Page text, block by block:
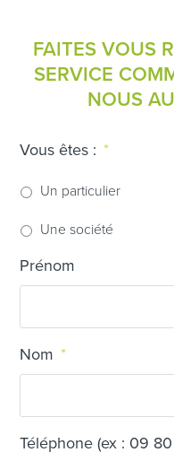
FAITES VOUS
SERVICE
NOUS AU
Vous êtes : *
Un particulier
Une société
Prénom
Nom *
Téléphone (ex : 09